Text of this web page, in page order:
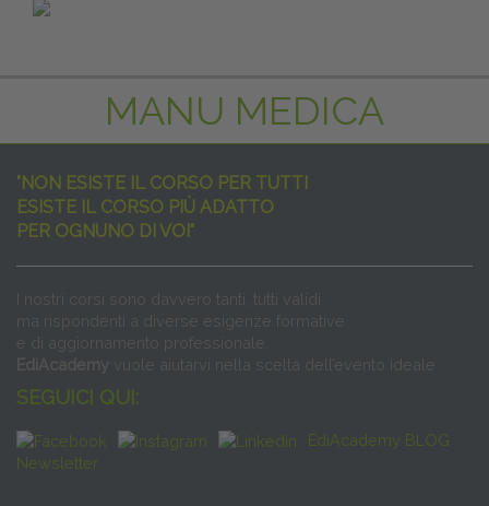
MANU MEDICA
"NON ESISTE IL CORSO PER TUTTI
ESISTE IL CORSO PIÙ ADATTO
PER OGNUNO DI VOI"
I nostri corsi sono davvero tanti, tutti validi
ma rispondenti a diverse esigenze formative
e di aggiornamento professionale.
EdiAcademy vuole aiutarvi nella scelta dell’evento ideale
SEGUICI QUI:
EdiAcademy BLOG
Newsletter